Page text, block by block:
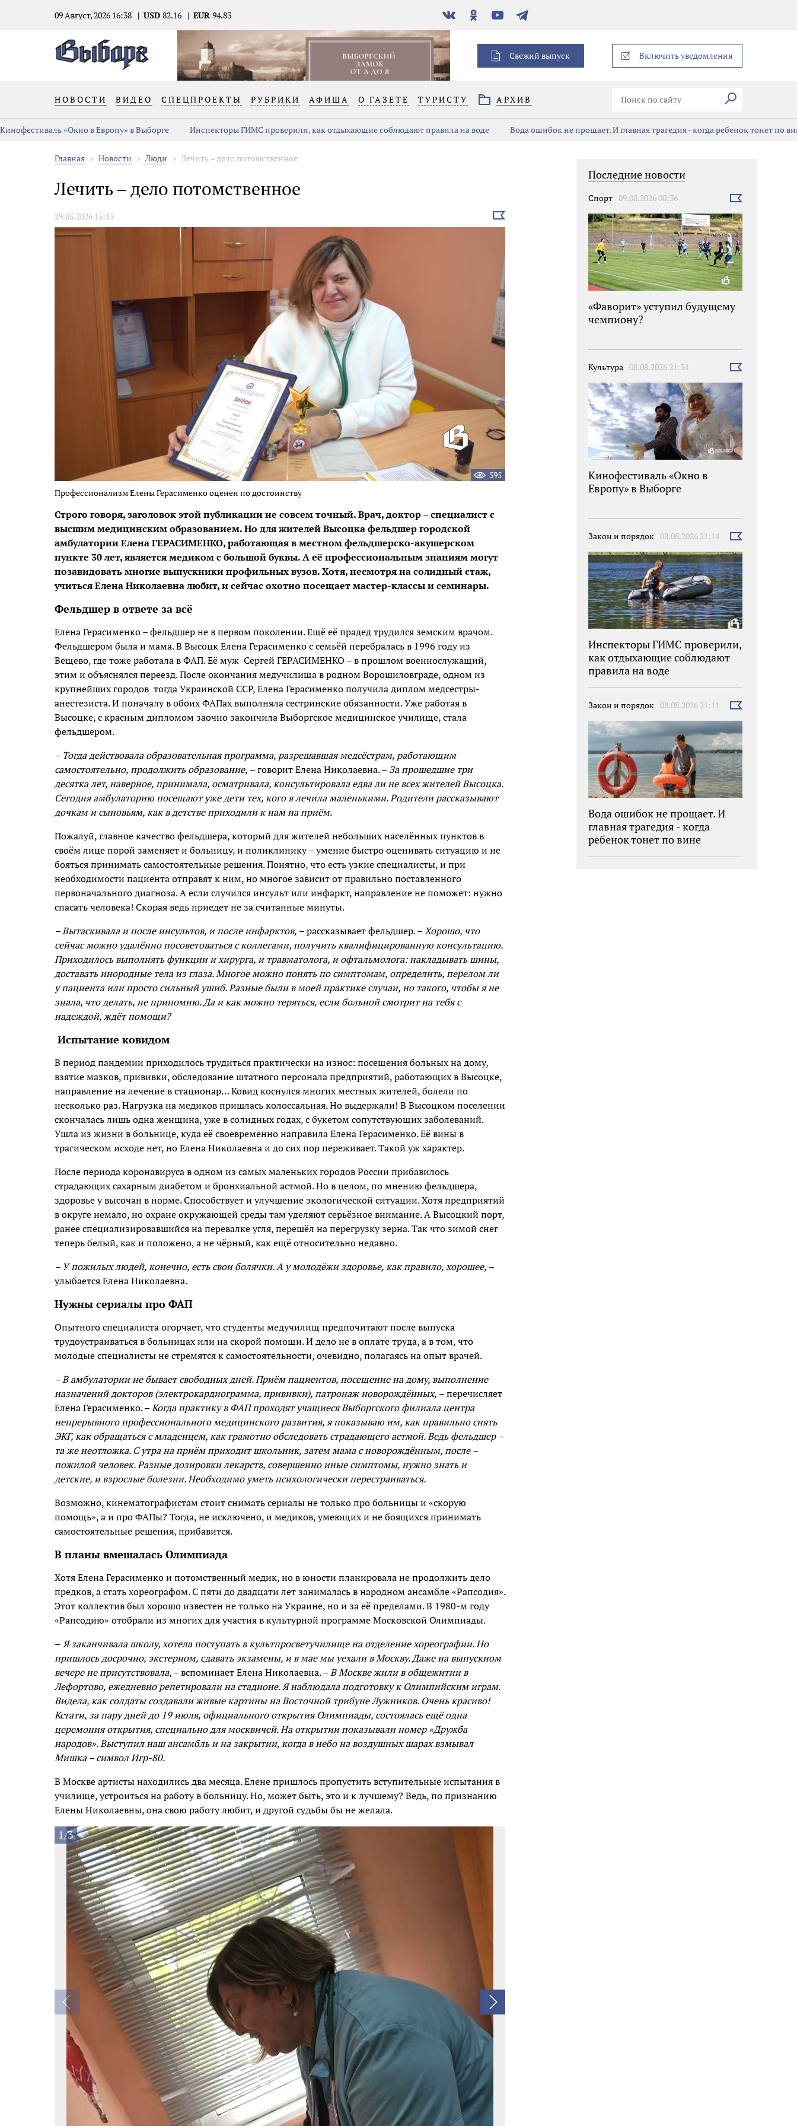
09 Август, 2026 16:38 USD 82.16 EUR 94.83
В
контакте
Одноклассники
YouTubeТелеграм
Свежий выпуск Включить уведомления
НОВОСТИ ВИДЕО СПЕЦПРОЕКТЫ РУБРИКИ АФИША О ГАЗЕТЕ ТУРИСТУ АРХИВ Искать
Кинофестиваль «Окно в Европу» в Выборге Инспекторы ГИМС проверили, как отдыхающие соблюдают правила на воде Вода ошибок не прощает. И главная трагедия - когда ребенок тонет по
Главная Новости Люди Лечить – дело потомственное
Лечить – дело потомственное
29.05.2026 15:13
Выбрать
новость
595
Профессионализм Елены Герасименко оценен по достоинству
Строго говоря, заголовок этой публикации не совсем точный. Врач, доктор – специалист с
высшим медицинским образованием. Но для жителей Высоцка фельдшер городской
амбулатории Елена ГЕРАСИМЕНКО, работающая в местном фельдшерско-акушерском
пункте 30 лет, является медиком с большой буквы. А её профессиональным знаниям могут
позавидовать многие выпускники профильных вузов. Хотя, несмотря на солидный стаж,
учиться Елена Николаевна любит, и сейчас охотно посещает мастер-классы и семинары.
Фельдшер в ответе за всё
Елена Герасименко – фельдшер не в первом поколении. Ещё её прадед трудился земским врачом.
Фельдшером была и мама. В Высоцк Елена Герасименко с семьёй перебралась в 1996 году из
Вещево, где тоже работала в ФАП. Её муж Сергей ГЕРАСИМЕНКО – в прошлом военнослужащий,
этим и объяснялся переезд. После окончания медучилища в родном Ворошиловграде, одном из
крупнейших городов тогда Украинской ССР, Елена Герасименко получила диплом медсестры-
анестезиста. И поначалу в обоих ФАПах выполняла сестринские обязанности. Уже работая в
Высоцке, с красным дипломом заочно закончила Выборгское медицинское училище, стала
фельдшером.
– Тогда действовала образовательная программа, разрешавшая медсёстрам, работающим
самостоятельно, продолжить образование, – говорит Елена Николаевна. – За прошедшие три
десятка лет, наверное, принимала, осматривала, консультировала едва ли не всех жителей Высоцка.
Сегодня амбулаторию посещают уже дети тех, кого я лечила маленькими. Родители рассказывают
дочкам и сыновьям, как в детстве приходили к нам на приём.
Пожалуй, главное качество фельдшера, который для жителей небольших населённых пунктов в
своём лице порой заменяет и больницу, и поликлинику – умение быстро оценивать ситуацию и не
бояться принимать самостоятельные решения. Понятно, что есть узкие специалисты, и при
необходимости пациента отправят к ним, но многое зависит от правильно поставленного
первоначального диагноза. А если случился инсульт или инфаркт, направление не поможет: нужно
спасать человека! Скорая ведь приедет не за считанные минуты.
– Вытаскивала и после инсультов, и после инфарктов, – рассказывает фельдшер. –Хорошо, что
сейчас можно удалённо посоветоваться с коллегами, получить квалифицированную консультацию.
Приходилось выполнять функции и хирурга, и травматолога, и офтальмолога: накладывать шины,
доставать инородные тела из глаза. Многое можно понять по симптомам, определить, перелом ли
у пациента или просто сильный ушиб. Разные были в моей практике случаи, но такого, чтобы я не
знала, что делать, не припомню. Да и как можно теряться, если больной смотрит на тебя с
надеждой, ждёт помощи?
Испытание ковидом
В период пандемии приходилось трудиться практически на износ: посещения больных на дому,
взятие мазков, прививки, обследование штатного персонала предприятий, работающих в Высоцке,
направление на лечение в стационар… Ковид коснулся многих местных жителей, болели по
несколько раз. Нагрузка на медиков пришлась колоссальная. Но выдержали! В Высоцком поселении
скончалась лишь одна женщина, уже в солидных годах, с букетом сопутствующих заболеваний.
Ушла из жизни в больнице, куда её своевременно направила Елена Герасименко. Её вины в
трагическом исходе нет, но Елена Николаевна и до сих пор переживает. Такой уж характер.
После периода коронавируса в одном из самых маленьких городов России прибавилось
страдающих сахарным диабетом и бронхиальной астмой. Но в целом, по мнению фельдшера,
здоровье у высочан в норме. Способствует и улучшение экологической ситуации. Хотя предприятий
в округе немало, но охране окружающей среды там уделяют серьёзное внимание. А Высоцкий порт,
ранее специализировавшийся на перевалке угля, перешёл на перегрузку зерна. Так что зимой снег
теперь белый, как и положено, а не чёрный, как ещё относительно недавно.
– У пожилых людей, конечно, есть свои болячки. А у молодёжи здоровье, как правило, хорошее, –
улыбается Елена Николаевна.
Нужны сериалы про ФАП
Опытного специалиста огорчает, что студенты медучилищ предпочитают после выпуска
трудоустраиваться в больницах или на скорой помощи. И дело не в оплате труда, а в том, что
молодые специалисты не стремятся к самостоятельности, очевидно, полагаясь на опыт врачей.
– В амбулатории не бывает свободных дней. Приём пациентов, посещение на дому, выполнение
назначений докторов (электрокардиограмма, прививки), патронаж новорождённых, – перечисляет
Елена Герасименко. –Когда практику в ФАП проходят учащиеся Выборгского филиала центра
непрерывного профессионального медицинского развития, я показываю им, как правильно снять
ЭКГ, как обращаться с младенцем, как грамотно обследовать страдающего астмой. Ведь фельдшер –
та же неотложка. С утра на приём приходит школьник, затем мама с новорождённым, после –
пожилой человек. Разные дозировки лекарств, совершенно иные симптомы, нужно знать и
детские, и взрослые болезни. Необходимо уметь психологически перестраиваться.
Возможно, кинематографистам стоит снимать сериалы не только про больницы и «скорую
помощь», а и про ФАПы? Тогда, не исключено, и медиков, умеющих и не боящихся принимать
самостоятельные решения, прибавится.
В планы вмешалась Олимпиада
Хотя Елена Герасименко и потомственный медик, но в юности планировала не продолжить дело
предков, а стать хореографом. С пяти до двадцати лет занималась в народном ансамбле «Рапсодия».
Этот коллектив был хорошо известен не только на Украине, но и за её пределами. В 1980-м году
«Рапсодию» отобрали из многих для участия в культурной программе Московской Олимпиады.
– Я заканчивала школу, хотела поступать в культпросветучилище на отделение хореографии. Но
пришлось досрочно, экстерном, сдавать экзамены, и в мае мы уехали в Москву. Даже на выпускном
вечере не присутствовала, – вспоминает Елена Николаевна. –В Москве жили в общежитии в
Лефортово, ежедневно репетировали на стадионе. Я наблюдала подготовку к Олимпийским играм.
Видела, как солдаты создавали живые картины на Восточной трибуне Лужников. Очень красиво!
Кстати, за пару дней до 19 июля, официального открытия Олимпиады, состоялась ещё одна
церемония открытия, специально для москвичей. На открытии показывали номер «Дружба
народов». Выступил наш ансамбль и на закрытии, когда в небо на воздушных шарах взмывал
Мишка – символ Игр-80.
В Москве артисты находились два месяца. Елене пришлось пропустить вступительные испытания в
училище, устроиться на работу в больницу. Но, может быть, это и к лучшему? Ведь, по признанию
Елены Николаевны, она свою работу любит, и другой судьбы бы не желала.
1/3
Последние новости
Спорт 09.08.2026 00:36
Выбрать
«Фаворит» уступил будущему
чемпиону?
Культура 08.08.2026 21:34
Выбрать
Кинофестиваль «Окно в
Европу» в Выборге
Закон и порядок 08.08.2026 21:14
Выбрать
Инспекторы ГИМС проверили,
как отдыхающие соблюдают
правила на воде
Закон и порядок 08.08.2026 21:11
Выбрать
Вода ошибок не прощает. И
главная трагедия - когда
ребенок тонет по вине